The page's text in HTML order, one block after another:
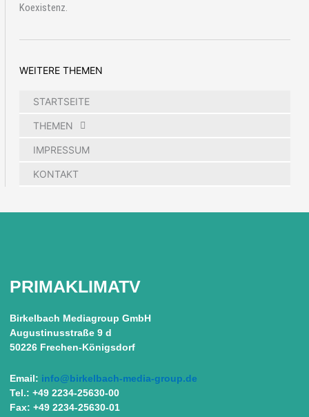
Koexistenz.
WEITERE THEMEN
STARTSEITE
THEMEN
IMPRESSUM
KONTAKT
PRIMAKLIMATV
Birkelbach Mediagroup GmbH
Augustinusstraße 9 d
50226 Frechen-Königsdorf
Email: info@birkelbach-media-group.de
Tel.: +49 2234-25630-00
Fax: +49 2234-25630-01